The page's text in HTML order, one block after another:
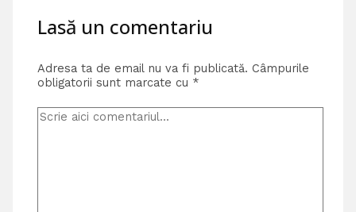
Lasă un comentariu
Adresa ta de email nu va fi publicată. Câmpurile
obligatorii sunt marcate cu *